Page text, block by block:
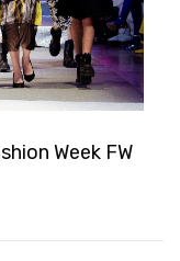
Week FW